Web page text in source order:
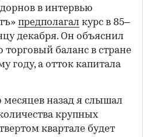
в интервью
предполагал курс в 85–
декабря. Он объяснил
баланс в стране
году, а отток капитала
месяцев назад я слышал
крупных
квартале будет